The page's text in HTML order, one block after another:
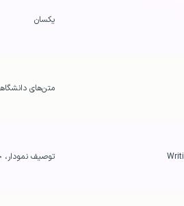
یکسان
متن‌های دانشگاهی، تحلیلی و علمی
توصیف نمودار،